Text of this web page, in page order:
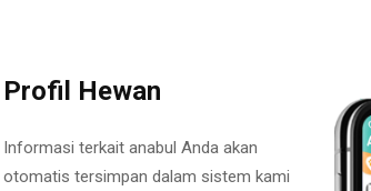
Profil Hewan
Informasi terkait anabul Anda akan
otomatis tersimpan dalam sistem kami